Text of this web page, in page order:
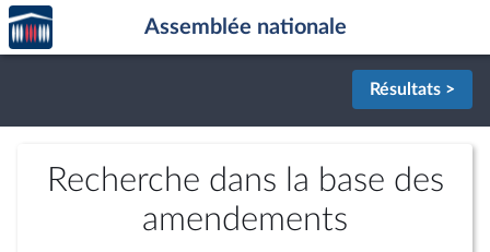
Aller au contenu
Aller en bas de la page
Accèder
à la
page
Assemblée nationale
Résultats >
Recherche dans la base des
amendements